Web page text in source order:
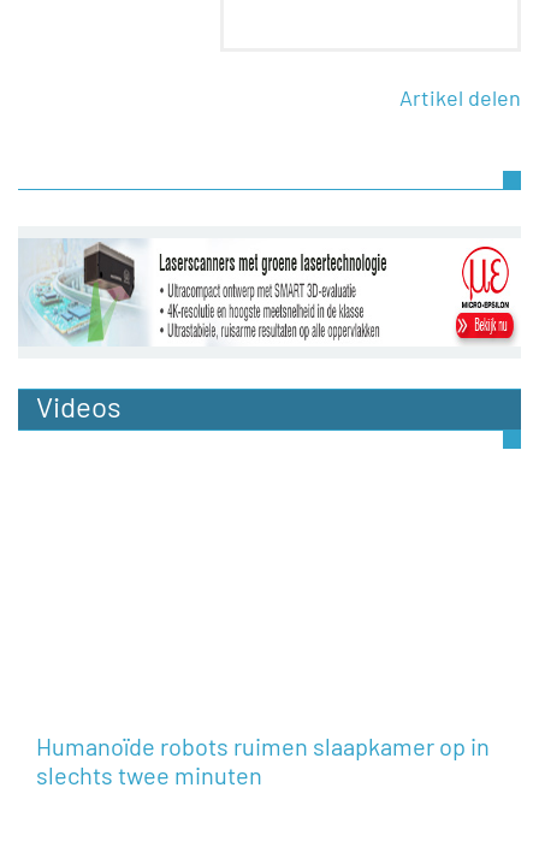
Artikel delen
Videos
Humanoïde robots ruimen slaapkamer op in
slechts twee minuten